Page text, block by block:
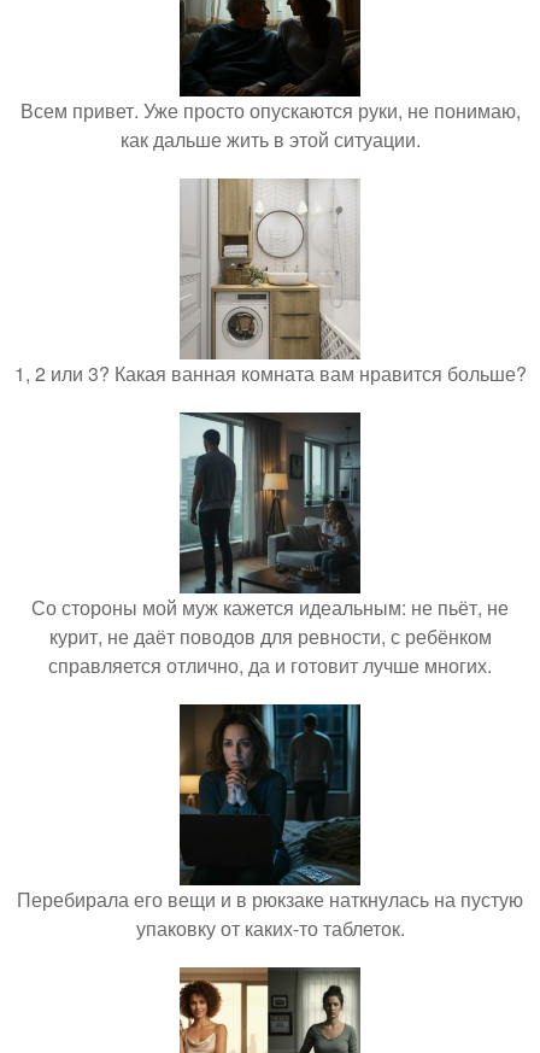
Всем привет. Уже просто опускаются руки, не понимаю,
как дальше жить в этой ситуации.
1, 2 или 3? Какая ванная комната вам нравится больше?
Со стороны мой муж кажется идеальным: не пьёт, не
курит, не даёт поводов для ревности, с ребёнком
справляется отлично, да и готовит лучше многих.
Перебирала его вещи и в рюкзаке наткнулась на пустую
упаковку от каких-то таблеток.